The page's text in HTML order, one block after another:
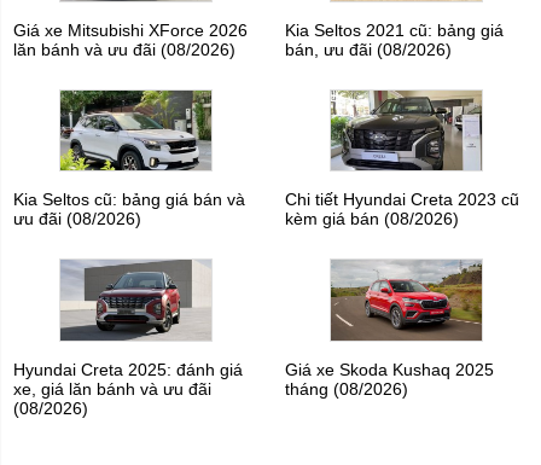
Giá xe Mitsubishi XForce 2026
lăn bánh và ưu đãi (08/2026)
Kia Seltos 2021 cũ: bảng giá
bán, ưu đãi (08/2026)
Kia Seltos cũ: bảng giá bán và
ưu đãi (08/2026)
Chi tiết Hyundai Creta 2023 cũ
kèm giá bán (08/2026)
Hyundai Creta 2025: đánh giá
xe, giá lăn bánh và ưu đãi
(08/2026)
Giá xe Skoda Kushaq 2025
tháng (08/2026)